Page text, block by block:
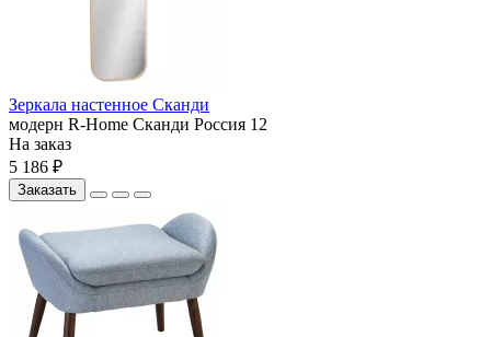
Зеркала настенное Сканди
модерн R-Home Сканди Россия 12
На заказ
5 186 ₽
Заказать